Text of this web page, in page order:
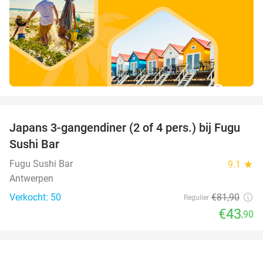
46%
Japans 3-gangendiner (2 of 4 pers.) bij Fugu
Sushi Bar
Fugu Sushi Bar 9.1 star
Antwerpen
Verkocht: 50
Regulier €81,90
€43,90